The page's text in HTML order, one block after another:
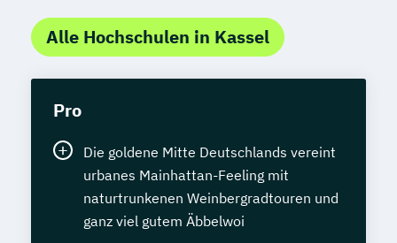
Alle Hochschulen in Kassel
Pro
Die goldene Mitte Deutschlands vereint
urbanes Mainhattan-Feeling mit
naturtrunkenen Weinbergradtouren und
ganz viel gutem Äbbelwoi